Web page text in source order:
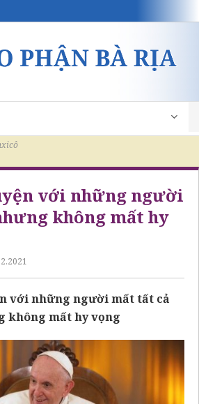
với những người
không mất hy
với những người mất tất cả
không mất hy vọng